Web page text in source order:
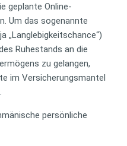
geplante Online-
Um das sogenannte
„Langlebigkeitschance“)
Ruhestands an die
zu gelangen,
im Versicherungsmantel
persönliche